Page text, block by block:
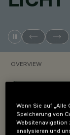
OVERVIEW
Wenn Sie auf
Speicherung von
Websitenavigation
analysieren und